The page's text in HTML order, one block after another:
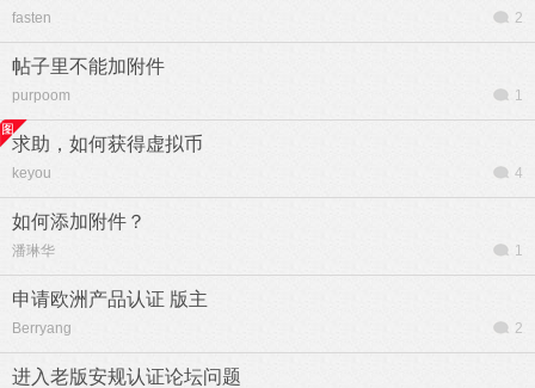
fasten 2
帖子里不能加附件
purpoom 1
求助，如何获得虚拟币
keyou 4
如何添加附件？
潘琳华 1
申请欧洲产品认证 版主
Berryang 2
进入老版安规认证论坛问题